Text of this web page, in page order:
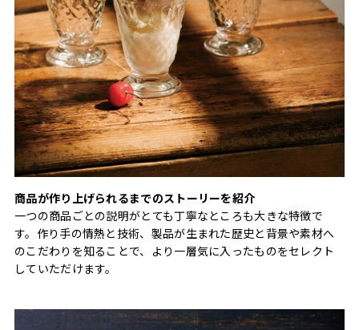
商品が作り上げられるまでのストーリーを紹介
一つの商品ごとの説明がとても丁寧なところも大きな特徴で
す。作り手の情熱と技術、製品が生まれた歴史と背景や素材へ
のこだわりを知ることで、より一層気に入ったものをセレクト
していただけます。